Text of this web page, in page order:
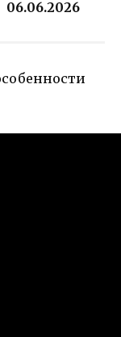
06.06.2026